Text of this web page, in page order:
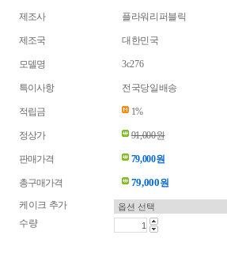
제조사 플라워리퍼블릭
제조국 대한민국
모델명 3c276
특이사항 전국당일배송
적립금 1%
정상가 91,000원
판매가격 79,000원
총구매가격 79,000원
케이크 추가
수량